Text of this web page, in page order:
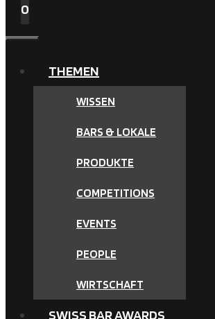
0
THEMEN
WISSEN
BARS & LOKALE
PRODUKTE
COMPETITIONS
EVENTS
PEOPLE
WIRTSCHAFT
SWISS BAR AWARDS